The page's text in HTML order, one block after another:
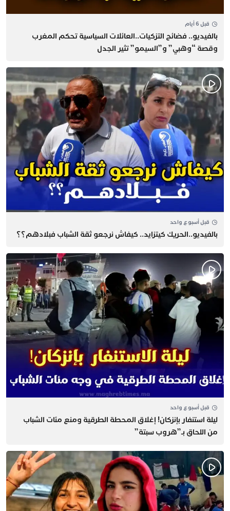
قبل 6 أيام
بالفيديو.. فضائح التزكيات..العائلات السياسية تحكم المغرب
وقصة “وهبي” و”السيمو” تثير الجدل
قبل أسبوع واحد
بالفيديو..الحريك كيتزايد.. كيفاش نرجعو ثقة الشباب فبلادهم؟؟
قبل أسبوع واحد
​ليلة استنفار بإنزكان! إغلاق المحطة الطرقية ومنع مئات الشباب
من اللحاق بـ”هروب سبتة”